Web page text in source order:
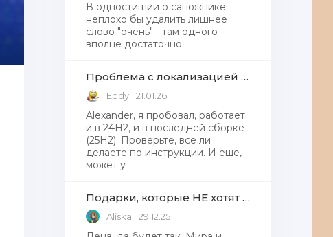
В одностишии о сапожнике
неплохо бы удалить лишнее
слово "очень" - там одного
вполне достаточно.
Проблема с локализацией языков Windows Defender, Microsoft Store в Windows 11
Eddy 21.01.26
Alexander, я пробовал, работает
и в 24H2, и в последней сборке
(25H2). Проверьте, все ли
делаете по инструкции. И еще,
может у
Подарки, которые НЕ хотят получать от Деда Мороза
Aliska 29.12.25